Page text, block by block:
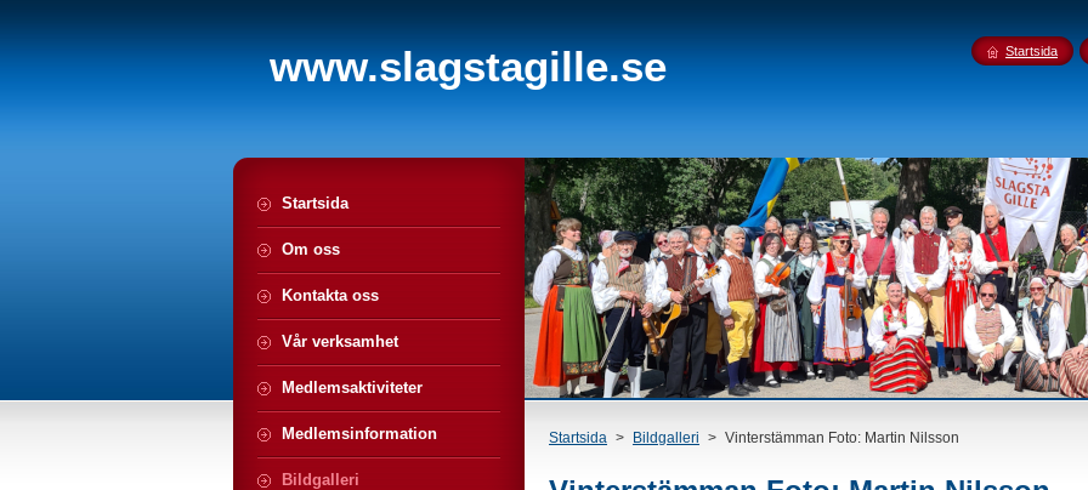
www.slagstagille.se
Startsida > Bildgalleri > Vinterstämman Foto: Martin Nilsson
Startsida
Om oss
Kontakta oss
Vår verksamhet
Medlemsaktiviteter
Medlemsinformation
Bildgalleri
Startsida